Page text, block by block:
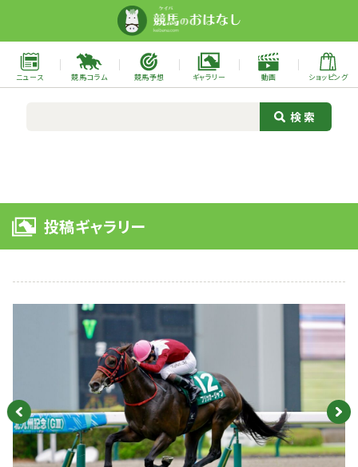
ニュース 競馬コラム 競馬予想 ギャラリー 動画 ショッピング
投稿ギャラリー